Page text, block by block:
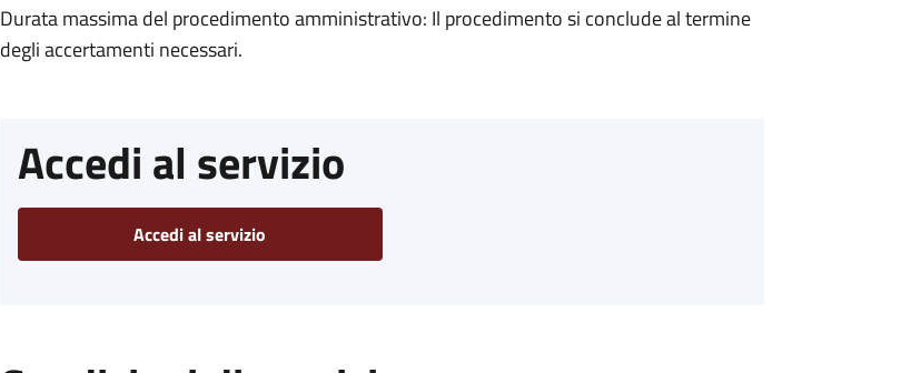
Durata massima del procedimento amministrativo: Il procedimento si conclude al termine
degli accertamenti necessari.
Accedi al servizio
Accedi al servizio